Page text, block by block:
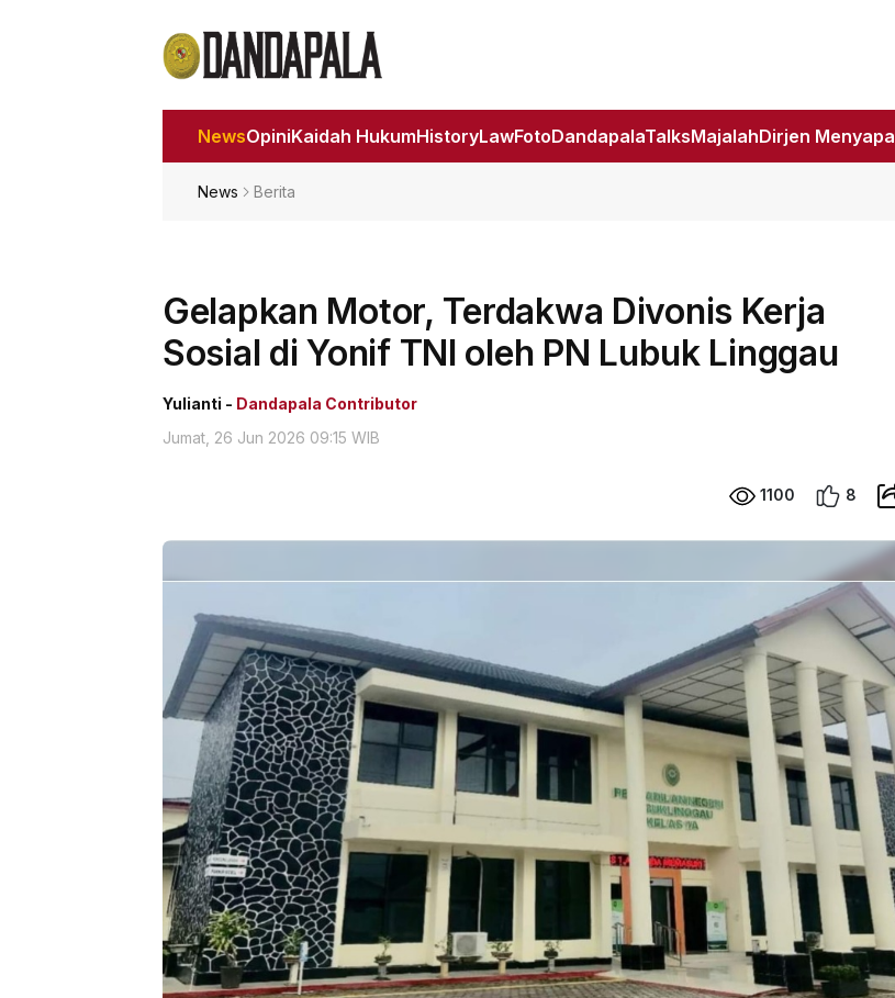
NewsOpiniKaidah HukumHistoryLawFotoDandapalaTalksMajalahDirjen Menyapa
News Berita
Gelapkan Motor, Terdakwa Divonis Kerja
Sosial di Yonif TNI oleh PN Lubuk Linggau
Yulianti - Dandapala Contributor
Jumat, 26 Jun 2026 09:15 WIB
1100 8